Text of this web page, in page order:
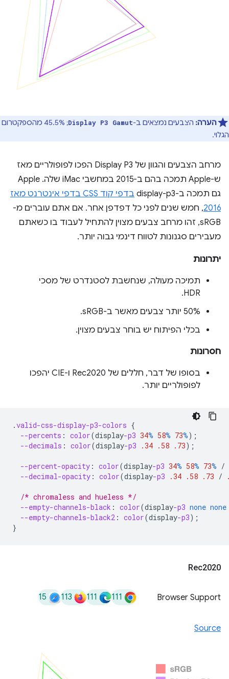
הערה: הצבעים נמצאים ב-Display P3 Gamut
; 45.5% מהספקטרום
הגלוי.
מרחב הצבעים והגוון של Display P3 הפכו לפופולריים מאז
ש-Apple תמכה בהם ב-2015 במחשבי iMac שלה. Apple
גם תמכה ב-display-p3
בדפי קוד CSS בדפי אינטרנט מאז
2016, חמש שנים לפני כל דפדפן אחר. אם אתם עוברים מ-
sRGB, זהו מרחב צבעים מצוין להתחיל לעבוד בו כשאתם
מעבירים סגנונות לטווח דינמי גבוה יותר.
יתרונות
תמיכה מעולה, שנחשבת לסטנדרט של מסכי
HDR.
50% יותר צבעים מאשר ב-sRGB.
בכלי הפיתוח יש בוחר צבעים מצוין.
חסרונות
בסופו של דבר, חללים של Rec2020 ו-CIE יהפכו
לפופולריים יותר.
.valid-css-display-p3-colors {
--percents : color(display-p3 34% 58% 73%);
--decimals : color(display-p3 .34 .58 .73);
--percent-opacity : color(display-p3 34% 58% 73% /
--decimal-opacity : color(display-p3 .34 .58 .73 /
/* chromaless and hueless */
--empty-channels-black : color(display-p3 none none
--empty-channels-black2 : color(display-p3);
}
Rec2020
Browser Support
111
111
113
15
Source